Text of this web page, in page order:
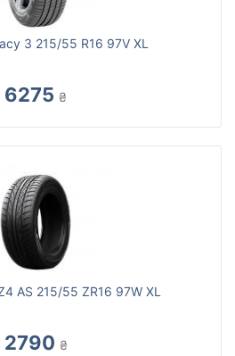
3 215/55 R16 97V XL
6275 ₴
AS 215/55 ZR16 97W XL
2790 ₴